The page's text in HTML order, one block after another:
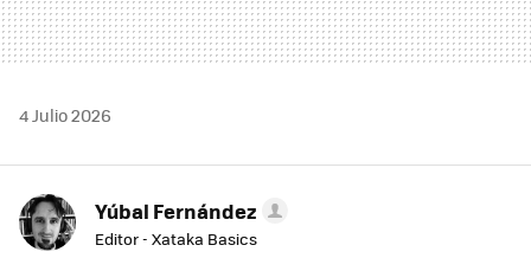
4 Julio 2026
Yúbal Fernández
Editor - Xataka Basics